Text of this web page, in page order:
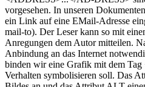
vorgesehen. In unseren
ein Link auf eine EMail-Adresse
mail-to). Der Leser kann so mit
Anregungen dem Autor mitteilen.
Anbindung an das Internet
binden wir eine Grafik mit dem
Verhalten symbolisieren soll. Das